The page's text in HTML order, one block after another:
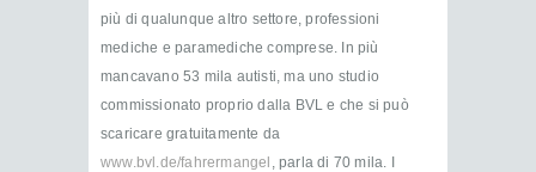
più di qualunque altro settore, professioni
mediche e paramediche comprese. In più
mancavano 53 mila autisti, ma uno studio
commissionato proprio dalla BVL e che si può
scaricare gratuitamente da
www.bvl.de/fahrermangel , parla di 70 mila. I